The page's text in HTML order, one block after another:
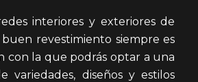
interiores y exteriores de
revestimiento siempre es
con la que podrás optar a una
variedades, diseños y estilos